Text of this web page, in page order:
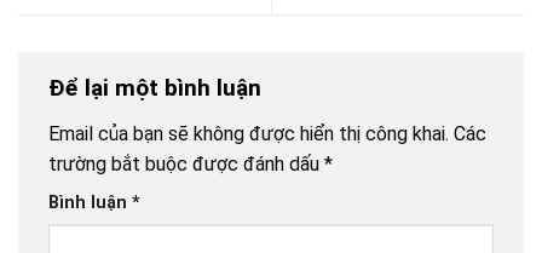
Để lại một bình luận
Email của bạn sẽ không được hiển thị công khai. Các
trường bắt buộc được đánh dấu *
Bình luận *